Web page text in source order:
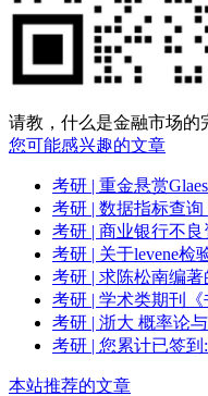
请教，什么是金融市场的
您可能感兴趣的文章
考研 | 重金悬赏
考研 | 数据指标查
考研 | 商业银行不
考研 | 关于levene检
考研 | 求陈松南编著
考研 | 学术类期刊
考研 | 浙大 概率论
考研 | 您累计已签到
本站推荐的文章